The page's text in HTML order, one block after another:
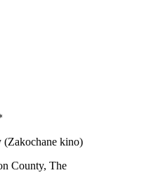
(Zakochane kino)
County, The